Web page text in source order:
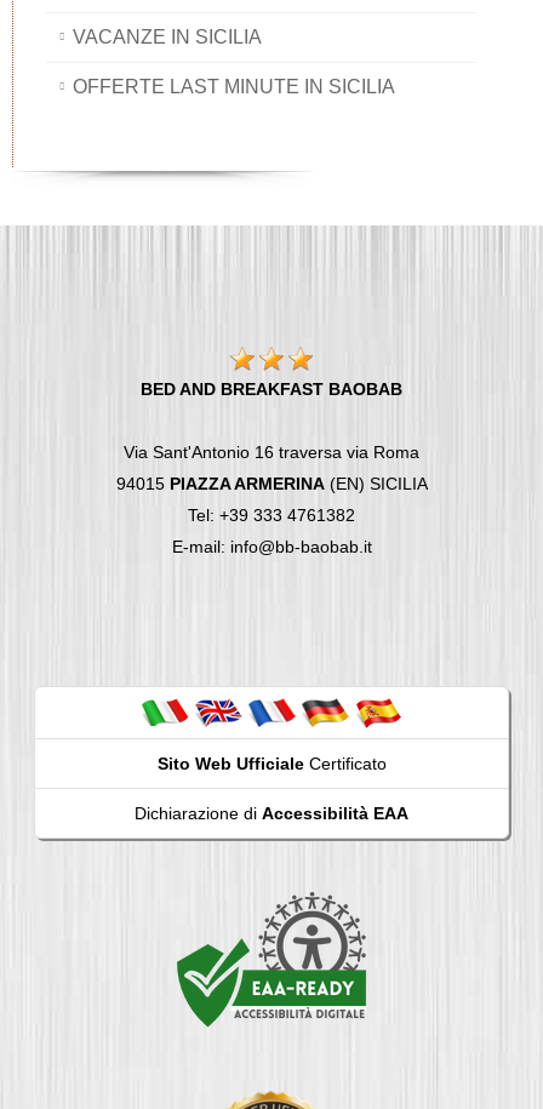
VACANZE IN SICILIA
OFFERTE LAST MINUTE IN SICILIA
BED AND BREAKFAST BAOBAB
Via Sant'Antonio 16 traversa via Roma
94015 PIAZZA ARMERINA(EN) SICILIA
Tel: +39 333 4761382
E-mail: info@bb-baobab.it
Sito Web UfficialeCertificato
Dichiarazione di Accessibilità EAA